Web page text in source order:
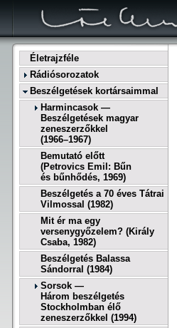
Életrajzféle
Rádiósorozatok
Beszélgetések kortársaimmal
Harmincasok —
Beszélgetések magyar
zeneszerzőkkel
(1966–1967)
Bemutató előtt
(Petrovics Emil: Bűn
és bűnhődés, 1969)
Beszélgetés a 70 éves Tátrai
Vilmossal (1982)
Mit ér ma egy
versenygyőzelem? (Király
Csaba, 1982)
Beszélgetés Balassa
Sándorral (1984)
Sorsok —
Három beszélgetés
Stockholmban élő
zeneszerzőkkel (1994)